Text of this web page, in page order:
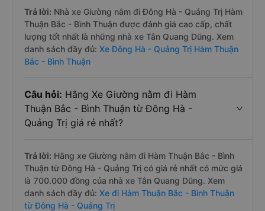
Trả lời: Nhà xe Giường nằm đi Đông Hà - Quảng Trị Hàm
Thuận Bắc - Bình Thuận được đánh giá cao cấp, chất
lượng tốt nhất là những nhà xe Tân Quang Dũng. Xem
danh sách đầy đủ: Xe Đông Hà - Quảng Trị Hàm Thuận
Bắc - Bình Thuận
Câu hỏi: Hãng Xe Giường nằm đi Hàm
Thuận Bắc - Bình Thuận từ Đông Hà -
Quảng Trị giá rẻ nhất?
Trả lời: Hãng xe Giường nằm đi Hàm Thuận Bắc - Bình
Thuận từ Đông Hà - Quảng Trị có giá rẻ nhất có mức giá
là 700.000 đồng của nhà xe Tân Quang Dũng. Xem
danh sách đầy đủ: Xe đi Hàm Thuận Bắc - Bình Thuận
từ Đông Hà - Quảng Trị